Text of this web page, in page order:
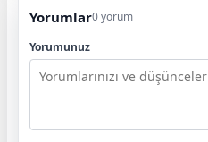
Yorumlar0 yorum
Yorumunuz